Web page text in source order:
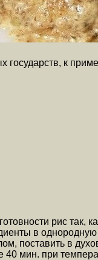
государств, к
рис так,
в
поставить в
мин. при